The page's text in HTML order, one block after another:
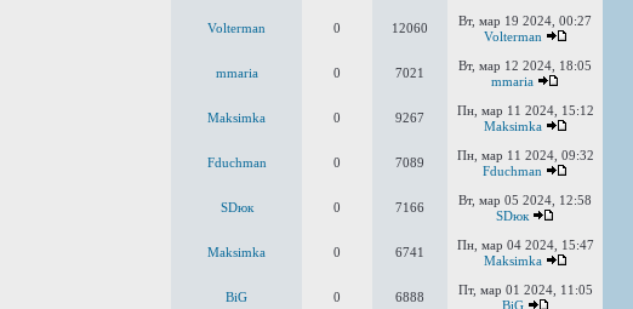
Volterman 0 12060
Вт, мар 19 2024, 00:27
Volterman
mmaria 0 7021
Вт, мар 12 2024, 18:05
mmaria
Maksimka 0 9267
Пн, мар 11 2024, 15:12
Maksimka
Fduchman 0 7089
Пн, мар 11 2024, 09:32
Fduchman
SDюк 0 7166
Вт, мар 05 2024, 12:58
SDюк
Maksimka 0 6741
Пн, мар 04 2024, 15:47
Maksimka
BiG 0 6888
Пт, мар 01 2024, 11:05
BiG